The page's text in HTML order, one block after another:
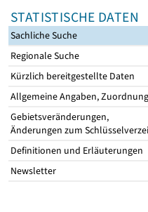
STATISTISCHE DATEN
Sachliche Suche
Regionale Suche
Kürzlich bereitgestellte Daten
Allgemeine Angaben,
Gebietsveränderungen,
Änderungen zum
Definitionen und Erläuterungen
Newsletter